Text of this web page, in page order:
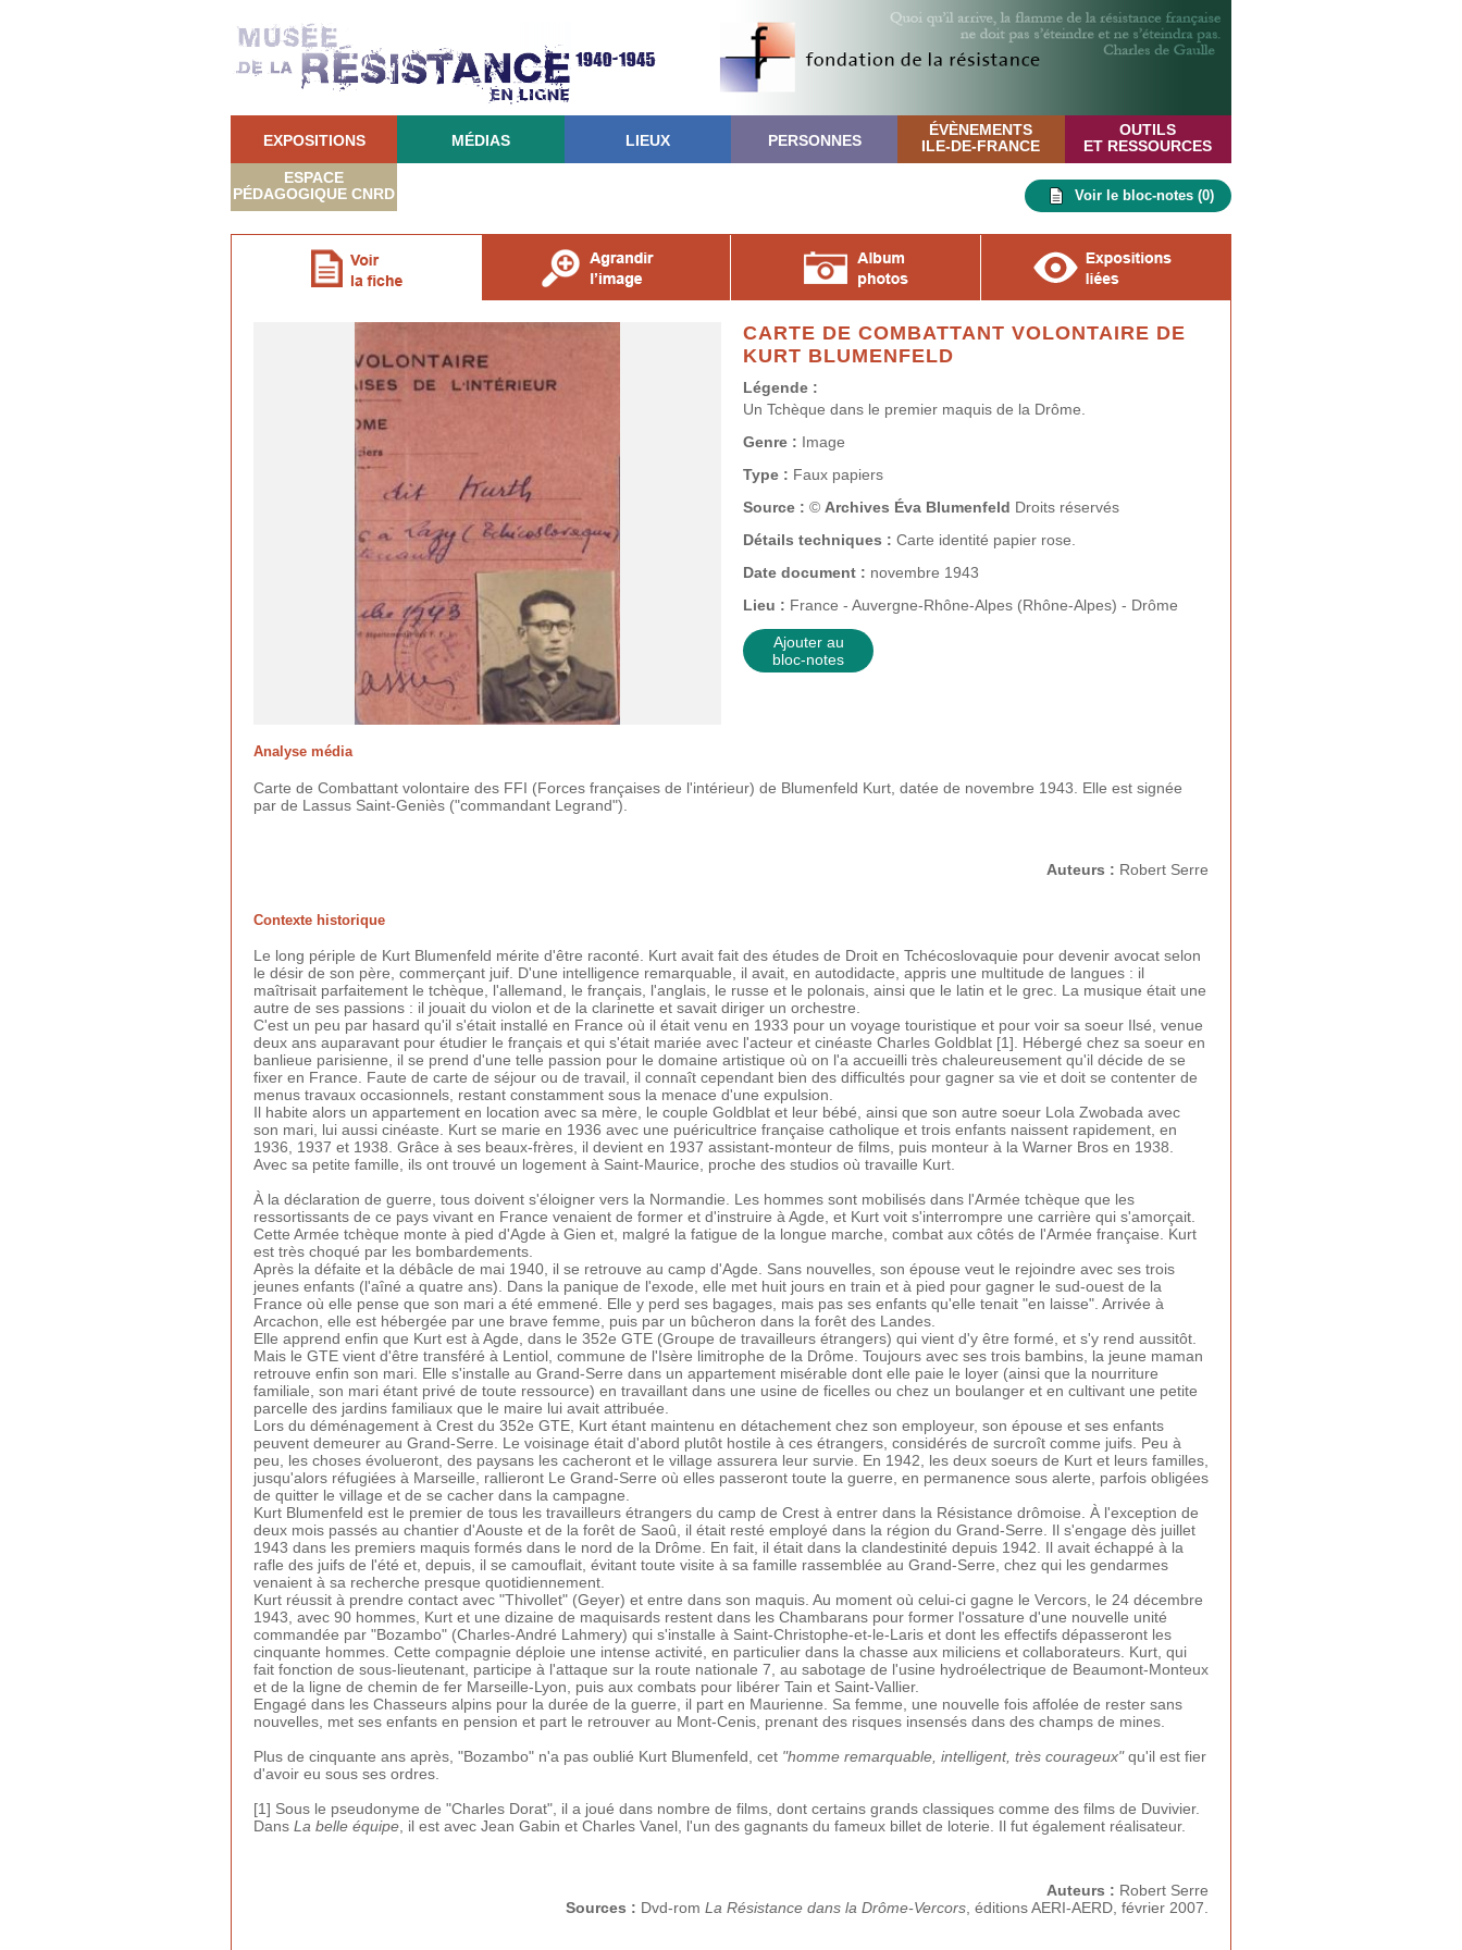
EXPOSITIONS MÉDIAS LIEUX PERSONNES
ÉVÈNEMENTS
ILE-DE-FRANCE
OUTILS
ET RESSOURCES
ESPACE
PÉDAGOGIQUE CNRD Voir le bloc-notes (0)
CARTE DE COMBATTANT VOLONTAIRE DE
KURT BLUMENFELD
Légende :
Un Tchèque dans le premier maquis de la Drôme.
Genre : Image
Type : Faux papiers
Source : © Archives Éva Blumenfeld Droits réservés
Détails techniques : Carte identité papier rose.
Date document : novembre 1943
Lieu : France - Auvergne-Rhône-Alpes (Rhône-Alpes) - Drôme
Ajouter au
bloc-notes
Analyse média
Carte de Combattant volontaire des FFI (Forces françaises de l'intérieur) de Blumenfeld Kurt, datée de novembre 1943. Elle est signée
par de Lassus Saint-Geniès ("commandant Legrand").
Auteurs : Robert Serre
Contexte historique
Le long périple de Kurt Blumenfeld mérite d'être raconté. Kurt avait fait des études de Droit en Tchécoslovaquie pour devenir avocat selon
le désir de son père, commerçant juif. D'une intelligence remarquable, il avait, en autodidacte, appris une multitude de langues : il
maîtrisait parfaitement le tchèque, l'allemand, le français, l'anglais, le russe et le polonais, ainsi que le latin et le grec. La musique était une
autre de ses passions : il jouait du violon et de la clarinette et savait diriger un orchestre.
C'est un peu par hasard qu'il s'était installé en France où il était venu en 1933 pour un voyage touristique et pour voir sa soeur Ilsé, venue
deux ans auparavant pour étudier le français et qui s'était mariée avec l'acteur et cinéaste Charles Goldblat [1]. Hébergé chez sa soeur en
banlieue parisienne, il se prend d'une telle passion pour le domaine artistique où on l'a accueilli très chaleureusement qu'il décide de se
fixer en France. Faute de carte de séjour ou de travail, il connaît cependant bien des difficultés pour gagner sa vie et doit se contenter de
menus travaux occasionnels, restant constamment sous la menace d'une expulsion.
Il habite alors un appartement en location avec sa mère, le couple Goldblat et leur bébé, ainsi que son autre soeur Lola Zwobada avec
son mari, lui aussi cinéaste. Kurt se marie en 1936 avec une puéricultrice française catholique et trois enfants naissent rapidement, en
1936, 1937 et 1938. Grâce à ses beaux-frères, il devient en 1937 assistant-monteur de films, puis monteur à la Warner Bros en 1938.
Avec sa petite famille, ils ont trouvé un logement à Saint-Maurice, proche des studios où travaille Kurt.
À la déclaration de guerre, tous doivent s'éloigner vers la Normandie. Les hommes sont mobilisés dans l'Armée tchèque que les
ressortissants de ce pays vivant en France venaient de former et d'instruire à Agde, et Kurt voit s'interrompre une carrière qui s'amorçait.
Cette Armée tchèque monte à pied d'Agde à Gien et, malgré la fatigue de la longue marche, combat aux côtés de l'Armée française. Kurt
est très choqué par les bombardements.
Après la défaite et la débâcle de mai 1940, il se retrouve au camp d'Agde. Sans nouvelles, son épouse veut le rejoindre avec ses trois
jeunes enfants (l'aîné a quatre ans). Dans la panique de l'exode, elle met huit jours en train et à pied pour gagner le sud-ouest de la
France où elle pense que son mari a été emmené. Elle y perd ses bagages, mais pas ses enfants qu'elle tenait "en laisse". Arrivée à
Arcachon, elle est hébergée par une brave femme, puis par un bûcheron dans la forêt des Landes.
Elle apprend enfin que Kurt est à Agde, dans le 352e GTE (Groupe de travailleurs étrangers) qui vient d'y être formé, et s'y rend aussitôt.
Mais le GTE vient d'être transféré à Lentiol, commune de l'Isère limitrophe de la Drôme. Toujours avec ses trois bambins, la jeune maman
retrouve enfin son mari. Elle s'installe au Grand-Serre dans un appartement misérable dont elle paie le loyer (ainsi que la nourriture
familiale, son mari étant privé de toute ressource) en travaillant dans une usine de ficelles ou chez un boulanger et en cultivant une petite
parcelle des jardins familiaux que le maire lui avait attribuée.
Lors du déménagement à Crest du 352e GTE, Kurt étant maintenu en détachement chez son employeur, son épouse et ses enfants
peuvent demeurer au Grand-Serre. Le voisinage était d'abord plutôt hostile à ces étrangers, considérés de surcroît comme juifs. Peu à
peu, les choses évolueront, des paysans les cacheront et le village assurera leur survie. En 1942, les deux soeurs de Kurt et leurs familles,
jusqu'alors réfugiées à Marseille, rallieront Le Grand-Serre où elles passeront toute la guerre, en permanence sous alerte, parfois obligées
de quitter le village et de se cacher dans la campagne.
Kurt Blumenfeld est le premier de tous les travailleurs étrangers du camp de Crest à entrer dans la Résistance drômoise. À l'exception de
deux mois passés au chantier d'Aouste et de la forêt de Saoû, il était resté employé dans la région du Grand-Serre. Il s'engage dès juillet
1943 dans les premiers maquis formés dans le nord de la Drôme. En fait, il était dans la clandestinité depuis 1942. Il avait échappé à la
rafle des juifs de l'été et, depuis, il se camouflait, évitant toute visite à sa famille rassemblée au Grand-Serre, chez qui les gendarmes
venaient à sa recherche presque quotidiennement.
Kurt réussit à prendre contact avec "Thivollet" (Geyer) et entre dans son maquis. Au moment où celui-ci gagne le Vercors, le 24 décembre
1943, avec 90 hommes, Kurt et une dizaine de maquisards restent dans les Chambarans pour former l'ossature d'une nouvelle unité
commandée par "Bozambo" (Charles-André Lahmery) qui s'installe à Saint-Christophe-et-le-Laris et dont les effectifs dépasseront les
cinquante hommes. Cette compagnie déploie une intense activité, en particulier dans la chasse aux miliciens et collaborateurs. Kurt, qui
fait fonction de sous-lieutenant, participe à l'attaque sur la route nationale 7, au sabotage de l'usine hydroélectrique de Beaumont-Monteux
et de la ligne de chemin de fer Marseille-Lyon, puis aux combats pour libérer Tain et Saint-Vallier.
Engagé dans les Chasseurs alpins pour la durée de la guerre, il part en Maurienne. Sa femme, une nouvelle fois affolée de rester sans
nouvelles, met ses enfants en pension et part le retrouver au Mont-Cenis, prenant des risques insensés dans des champs de mines.
Plus de cinquante ans après, "Bozambo" n'a pas oublié Kurt Blumenfeld, cet "homme remarquable, intelligent, très courageux"qu'il est fier
d'avoir eu sous ses ordres.
[1] Sous le pseudonyme de "Charles Dorat", il a joué dans nombre de films, dont certains grands classiques comme des films de Duvivier.
Dans La belle équipe , il est avec Jean Gabin et Charles Vanel, l'un des gagnants du fameux billet de loterie. Il fut également réalisateur.
Auteurs : Robert Serre
Sources : Dvd-rom La Résistance dans la Drôme-Vercors , éditions AERI-AERD, février 2007.